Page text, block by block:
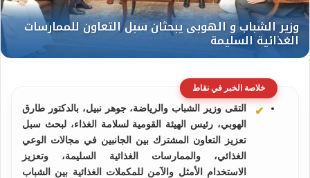
خلاصة الخبر في نقاط
التقى وزير الشباب والرياضة، جوهر نبيل، بالدكتور طارق
الهوبي، رئيس الهيئة القومية لسلامة الغذاء، لبحث سبل
تعزيز التعاون المشترك بين الجانبين في مجالات الوعي
الغذائي، والممارسات الغذائية السليمة، وتعزيز
الاستخدام الأمثل والآمن للمكملات الغذائية بين الشباب